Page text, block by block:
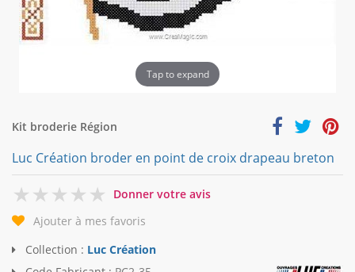
Tap to expand
Kit broderie Région
Luc Création broder en point de croix drapeau breton
0
Donner votre avis
Ajouter à mes favoris
Collection : Luc Création